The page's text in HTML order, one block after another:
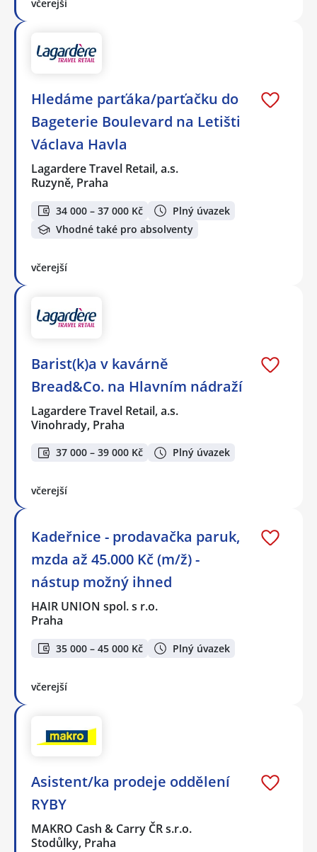
včerejší
Hledáme parťáka/parťačku do
Bageterie Boulevard na Letišti
Václava Havla
Lagardere Travel Retail, a.s.
Ruzyně, Praha
34 000 – 37 000 Kč
Plný úvazek
Vhodné také pro absolventy
včerejší
Barist(k)a v kavárně
Bread&Co. na Hlavním nádraží
Lagardere Travel Retail, a.s.
Vinohrady, Praha
37 000 – 39 000 Kč Plný úvazek
včerejší
Kadeřnice - prodavačka paruk,
mzda až 45.000 Kč (m/ž) -
nástup možný ihned
HAIR UNION spol. s r.o.
Praha
35 000 – 45 000 Kč Plný úvazek
včerejší
Asistent/ka prodeje oddělení
RYBY
MAKRO Cash & Carry ČR s.r.o.
Stodůlky, Praha